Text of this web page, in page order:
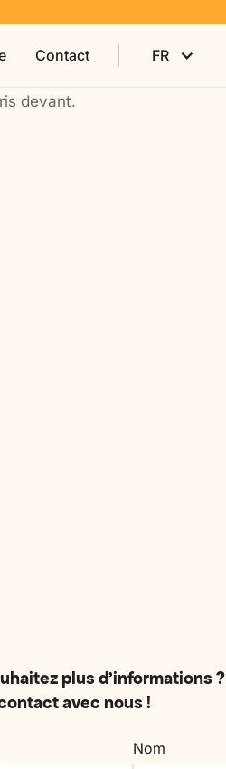
Contact FR
plus d'informations ?
avec nous !
Nom